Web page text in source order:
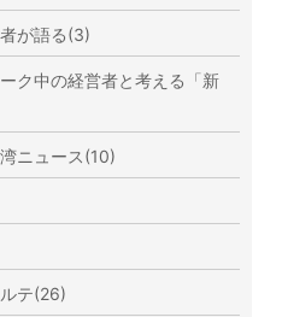
が語る(3)
ク中の経営者と考える「新
ニュース(10)
テ(26)